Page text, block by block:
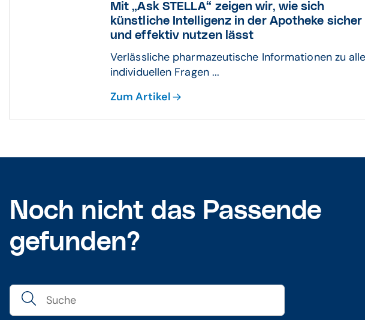
Mit „Ask STELLA“ zeigen wir, wie sich
künstliche Intelligenz in der Apotheke sicher
und effektiv nutzen lässt
Verlässliche pharmazeutische Informationen zu
individuellen Fragen ...
Zum Artikel
Noch nicht das Passende
gefunden?